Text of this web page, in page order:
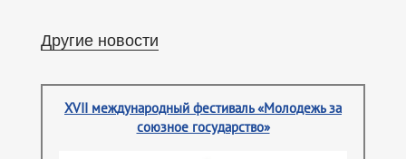
Другие новости
XVII международный фестиваль «Молодежь за
союзное государство»